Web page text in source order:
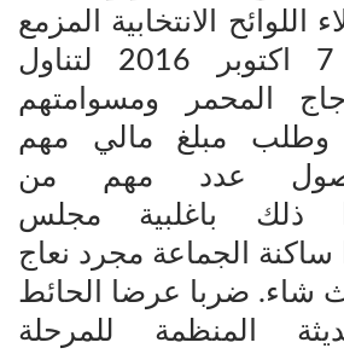
اللوائح الانتخابية المزمع
تنظيمها يوم 7 اكتوبر 2016 لتناول
المحمر ومسوامتهم
وطلب مبلغ مالي مهم
عدد مهم من
ذلك باغلبية مجلس
ساكنة الجماعة مجرد نعاج
شاء. ضربا عرضا الحائط
المنظمة للمرحلة